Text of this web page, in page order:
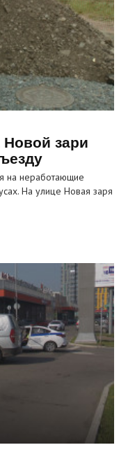
Новой зари
на неработающие
На улице Новая заря